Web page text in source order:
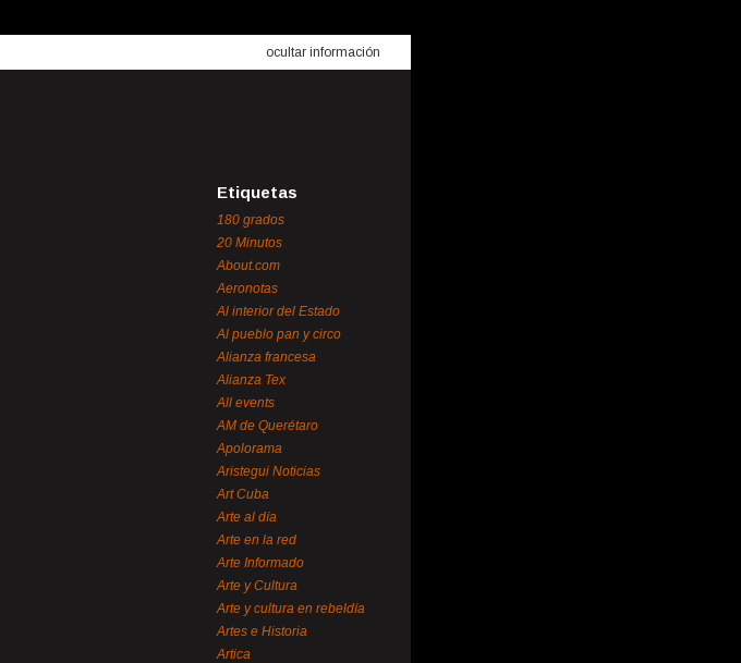
ocultar información
Etiquetas
180 grados
20 Minutos
About.com
Aeronotas
Al interior del Estado
Al pueblo pan y circo
Alianza francesa
Alianza Tex
All events
AM de Querétaro
Apolorama
Aristegui Noticias
Art Cuba
Arte al día
Arte en la red
Arte Informado
Arte y Cultura
Arte y cultura en rebeldía
Artes e Historia
Artica